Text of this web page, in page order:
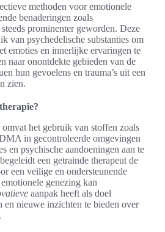
methoden voor emotionele
benaderingen zoals
prominenter geworden. Deze
van psychedelische substanties om
emoties en innerlijke ervaringen te
naar onontdekte gebieden van de
hun gevoelens en trauma’s uit een
zien.
omvat het gebruik van stoffen zoals
in gecontroleerde omgevingen
en psychische aandoeningen aan te
een getrainde therapeut de
een veilige en ondersteunende
genezing kan
aanpak heeft als doel
en nieuwe inzichten te bieden over